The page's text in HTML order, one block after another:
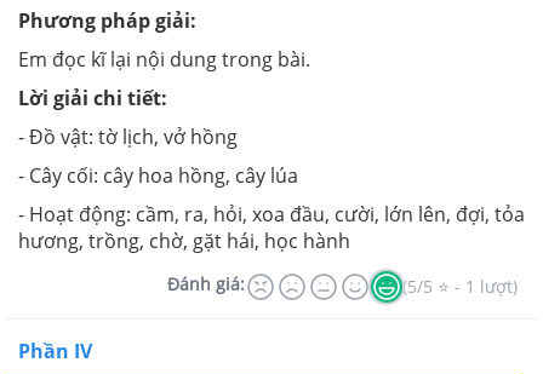
Phương pháp giải:
Em đọc kĩ lại nội dung trong bài.
Lời giải chi tiết:
- Đồ vật: tờ lịch, vở hồng
- Cây cối: cây hoa hồng, cây lúa
- Hoạt động: cầm, ra, hỏi, xoa đầu, cười, lớn lên, đợi, tỏa
hương, trồng, chờ, gặt hái, học hành
Đánh giá: (5/5 ⭐ - 1 lượt)
Phần IV